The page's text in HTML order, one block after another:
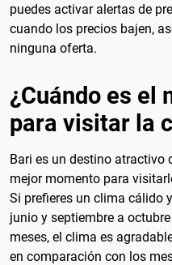
puedes activar alertas de
cuando los precios bajen,
ninguna oferta.
¿Cuándo es el
para visitar la
Bari es un destino atractivo
mejor momento para
Si prefieres un clima cálido
junio y septiembre a
meses, el clima es
en comparación con los